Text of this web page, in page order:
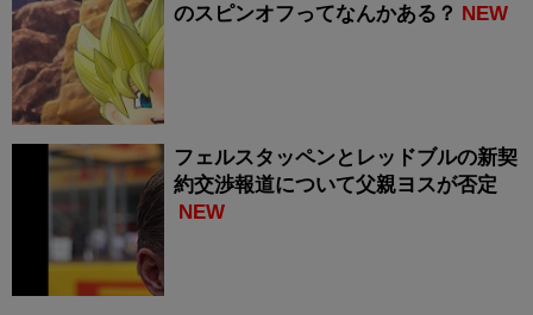
のスピンオフってなんかある？ NEW
フェルスタッペンとレッドブルの新契
約交渉報道について父親ヨスが否定
NEW